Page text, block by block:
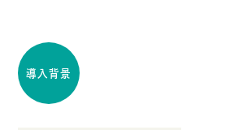
導入背景